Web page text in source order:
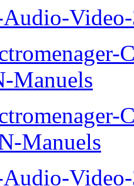
Audio-
Manuels
Manuels